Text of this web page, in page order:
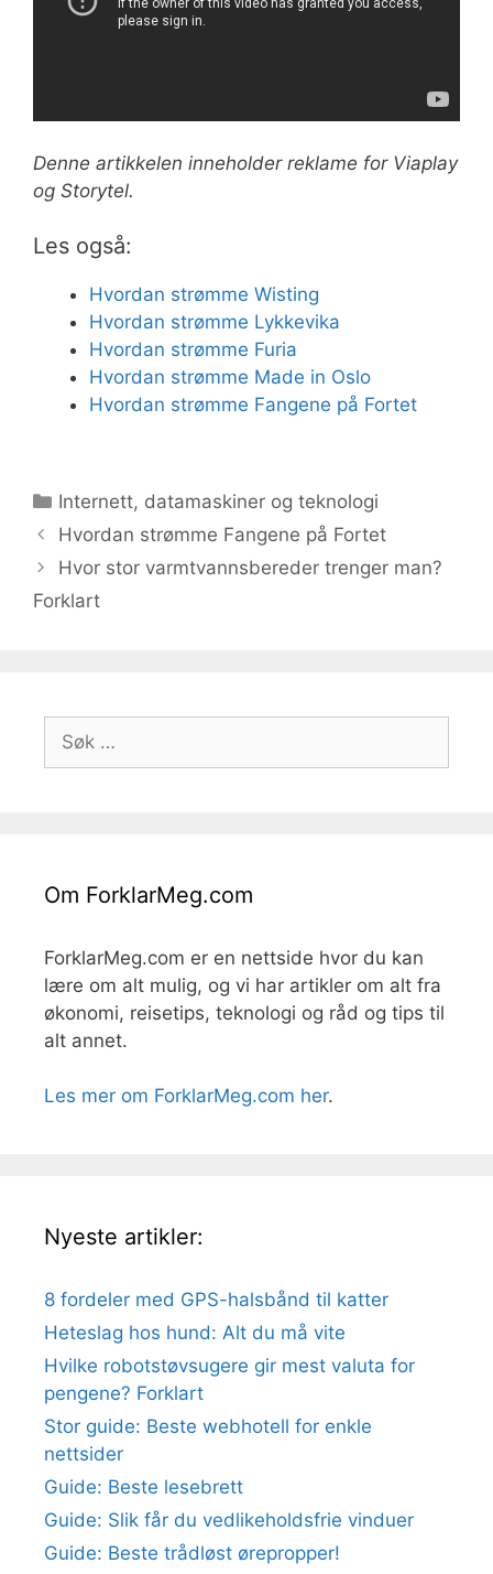
Denne artikkelen inneholder reklame for Viaplay
og Storytel.
Les også:
Hvordan strømme Wisting
Hvordan strømme Lykkevika
Hvordan strømme Furia
Hvordan strømme Made in Oslo
Hvordan strømme Fangene på Fortet
Kategorier
Internett, datamaskiner og teknologi
Hvordan strømme Fangene på Fortet
Hvor stor varmtvannsbereder trenger man?
Forklart
etter:
Om ForklarMeg.com
ForklarMeg.com er en nettside hvor du kan
lære om alt mulig, og vi har artikler om alt fra
økonomi, reisetips, teknologi og råd og tips til
alt annet.
Les mer om ForklarMeg.com her.
Nyeste artikler:
8 fordeler med GPS-halsbånd til katter
Heteslag hos hund: Alt du må vite
Hvilke robotstøvsugere gir mest valuta for
pengene? Forklart
Stor guide: Beste webhotell for enkle
nettsider
Guide: Beste lesebrett
Guide: Slik får du vedlikeholdsfrie vinduer
Guide: Beste trådløst ørepropper!